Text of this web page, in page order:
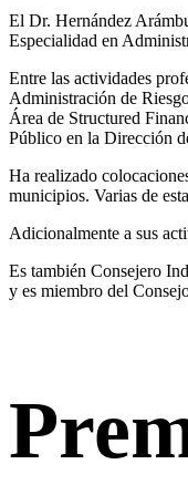
El Dr. Hernández
Especialidad en
Entre las actividades
Administración de
Área de Structured
Público en la Dirección
Ha realizado
municipios. Varias de
Adicionalmente a sus
Es también Consejero
y es miembro del